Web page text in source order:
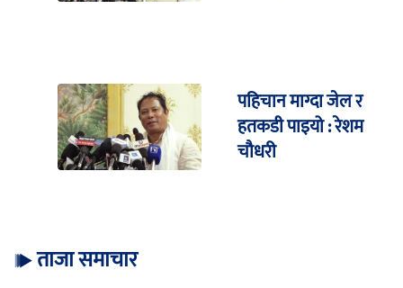
पहिचान माग्दा जेल र
हतकडी पाइयो : रेशम
चौधरी
ताजा समाचार